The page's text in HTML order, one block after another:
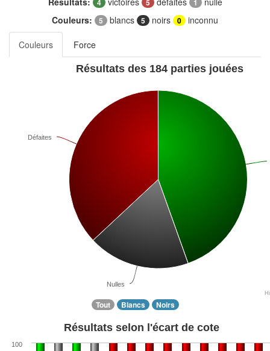
4 5 1
Couleurs:
5 blancs 5 noirs 0 inconnu
Couleurs
Force
Résultats des 184 parties jouées
Nulles
Défaites
Tout Blancs Noirs
Résultats selon l'écart de cote
100